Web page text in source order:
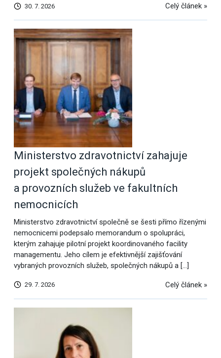
30. 7. 2026 Celý článek »
Ministerstvo zdravotnictví zahajuje
projekt společných nákupů
a provozních služeb ve fakultních
nemocnicích
Ministerstvo zdravotnictví společně se šesti přímo řízenými
nemocnicemi podepsalo memorandum o spolupráci,
kterým zahajuje pilotní projekt koordinovaného facility
managementu. Jeho cílem je efektivnější zajišťování
vybraných provozních služeb, společných nákupů a […]
29. 7. 2026 Celý článek »